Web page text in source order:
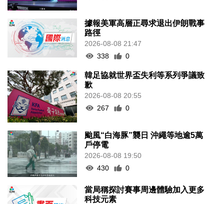
據報美軍高層正尋求退出伊朗戰事
路徑
2026-08-08 21:47
338
0
韓足協就世界盃失利等系列爭議致
歉
2026-08-08 20:55
267
0
颱風“白海豚”襲日 沖繩等地逾5萬
戶停電
2026-08-08 19:50
430
0
當局稱探討賽事周邊體驗加入更多
科技元素